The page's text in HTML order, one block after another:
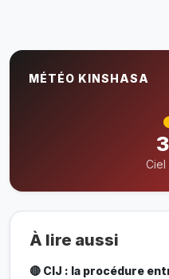
MÉTÉO KINSHASA
À lire aussi
🔴 CIJ : la procédure